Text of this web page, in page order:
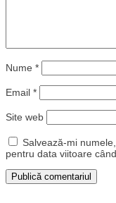
Nume *
Email *
Site web
Salvează-mi
pentru data viitoare